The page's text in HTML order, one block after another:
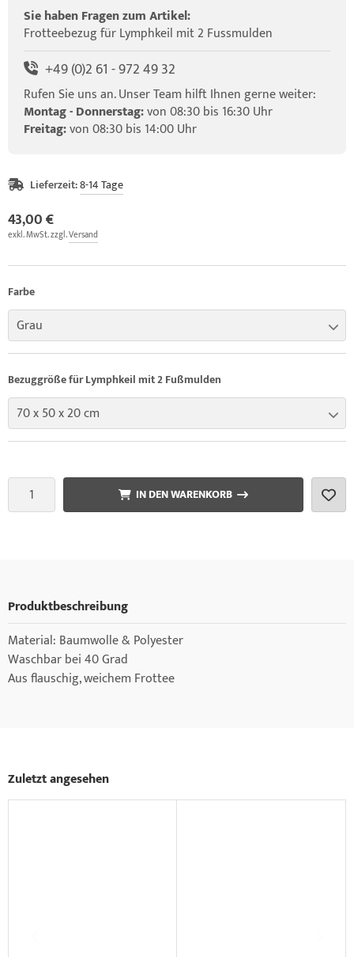
Sie haben Fragen zum Artikel:
Frotteebezug für Lymphkeil mit 2 Fussmulden
+49 (0)2 61 - 972 49 32
Rufen Sie uns an. Unser Team hilft Ihnen gerne weiter:
Montag - Donnerstag:von 08:30 bis 16:30 Uhr
Freitag:von 08:30 bis 14:00 Uhr
Lieferzeit:8-14 Tage
43,00 €
exkl. MwSt. zzgl.Versand
Farbe
Grau
Bezuggröße für Lymphkeil mit 2 Fußmulden
70 x 50 x 20 cm
IN DEN WARENKORB
Produktbeschreibung
Material: Baumwolle & Polyester
Waschbar bei 40 Grad
Aus flauschig, weichem Frottee
Zuletzt angesehen
& Schädel
Gel
Posturmed & Proprio-Swing
Vintage Series
Hedge Hock (NEU IM SORTIMENT)
Elasko (NEU IM SORTIMENT)
& Zubehör
Vertikalzug
Trainingstische